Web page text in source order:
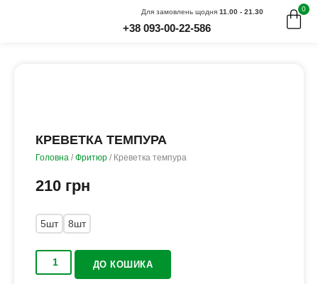
Для замовлень щодня 11.00 - 21.30
+38 093-00-22-586
0
КРЕВЕТКА ТЕМПУРА
Головна /Фритюр / Креветка темпура
210 грн
5шт 8шт
ДО КОШИКА